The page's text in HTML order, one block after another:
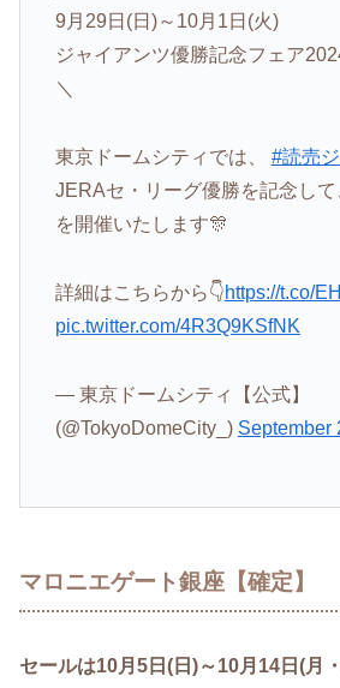
9月29日(日)～10月1日(火)
ジャイアンツ優勝記念フェア
＼
東京ドームシティでは、 #読売
JERAセ・リーグ優勝を記念し
を開催いたします🎊
詳細はこちらから👇https://t.co/
pic.twitter.com/4R3Q9KSfNK
— 東京ドームシティ【公式】
(@TokyoDomeCity_) September
マロニエゲート銀座【確定】
セールは10月5日(日)～10月14日(月